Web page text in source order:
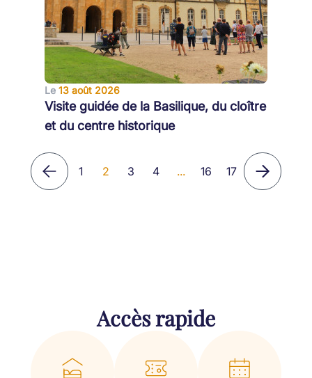
Le 13 août 2026
Visite guidée de la Basilique, du cloître
et du centre historique
1 2 3 4 ... 16 17
Accès rapide